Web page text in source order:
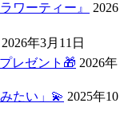
ワーティー』
2026
2026年3月11日
レゼント🎁 2026年
たい」💫 2025年10